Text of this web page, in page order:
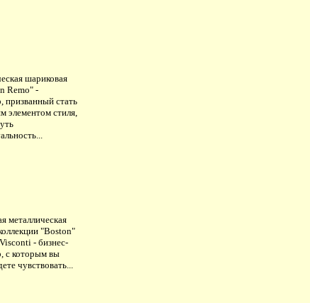
шариковая
Remo" -
призванный стать
элементом стиля,
металлическая
"Boston"
- бизнес-
с которым вы
чувствовать...